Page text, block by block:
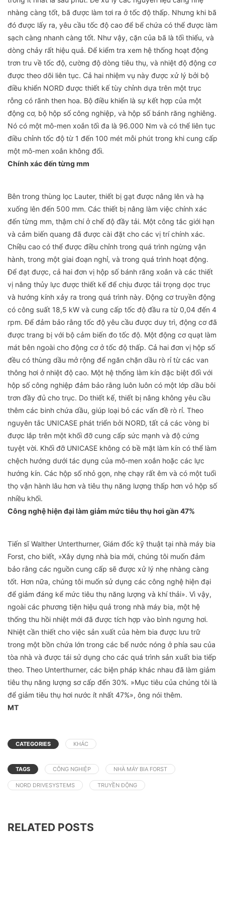
nhàng càng tốt, bã được làm tơi ra ở tốc độ thấp. Nhưng khi bã
đó được lấy ra, yêu cầu tốc độ cao để bể chứa có thể được làm
sạch càng nhanh càng tốt. Như vậy, cặn của bã là tối thiểu, và
dòng chảy rất hiệu quả. Để kiểm tra xem hệ thống hoạt động
trơn tru về tốc độ, cường độ dòng tiêu thụ, và nhiệt độ động cơ
được theo dõi liên tục. Cả hai nhiệm vụ này được xử lý bởi bộ
điều khiển NORD được thiết kế tùy chỉnh dựa trên một trục
rỗng có rãnh then hoa. Bộ điều khiển là sự kết hợp của một
động cơ, bộ hộp số công nghiệp, và hộp số bánh răng nghiêng.
Nó có một mô-men xoắn tối đa là 96.000 Nm và có thể liên tục
điều chỉnh tốc độ từ 1 đến 100 mét mỗi phút trong khi cung cấp
một mô-men xoắn không đổi.
Chính xác đến từng mm
Bên trong thùng lọc Lauter, thiết bị gạt được nâng lên và hạ
xuống lên đến 500 mm. Các thiết bị nâng làm việc chính xác
đến từng mm, thậm chí ở chế độ đầy tải. Một công tắc giới hạn
và cảm biến quang đã được cài đặt cho các vị trí chính xác.
Chiều cao có thể được điều chỉnh trong quá trình ngừng vận
hành, trong một giai đoạn nghỉ, và trong quá trình hoạt động.
Để đạt được, cả hai đơn vị hộp số bánh răng xoắn và các thiết
vị nâng thủy lực được thiết kế để chịu được tải trọng dọc trục
và hướng kính xảy ra trong quá trình này. Động cơ truyền động
có công suất 18,5 kW và cung cấp tốc độ đầu ra từ 0,04 đến 4
rpm. Để đảm bảo rằng tốc độ yêu cầu được duy trì, động cơ đã
được trang bị với bộ cảm biến đo tốc độ. Một động cơ quạt làm
mát bên ngoài cho động cơ ở tốc độ thấp. Cả hai đơn vị hộp số
đều có thùng dầu mở rộng để ngăn chặn dầu rò rỉ từ các van
thông hơi ở nhiệt độ cao. Một hệ thống làm kín đặc biệt đối với
hộp số công nghiệp đảm bảo rằng luôn luôn có một lớp dầu bôi
trơn đầy đủ cho trục. Do thiết kế, thiết bị nâng không yêu cầu
thêm các binh chứa dầu, giúp loại bỏ các vấn đề rò rỉ. Theo
nguyên tắc UNICASE phát triển bởi NORD, tất cả các vòng bi
được lắp trên một khối đỡ cung cấp sức mạnh và độ cứng
tuyệt vời. Khối đỡ UNICASE không có bề mặt làm kín có thể làm
chệch hướng dưới tác dụng của mô-men xoắn hoặc các lực
hướng kín. Các hộp số nhỏ gọn, nhẹ chạy rất êm và có một tuổi
thọ vận hành lâu hơn và tiêu thụ năng lượng thấp hơn vỏ hộp số
nhiều khối.
Công nghệ hiện đại làm giảm mức tiêu thụ hơi gần 47%
Tiến sĩ Walther Unterthurner, Giám đốc kỹ thuật tại nhà máy bia
Forst, cho biết, »Xây dựng nhà bia mới, chúng tôi muốn đảm
bảo rằng các nguồn cung cấp sẽ được xử lý nhẹ nhàng càng
tốt. Hơn nữa, chúng tôi muốn sử dụng các công nghệ hiện đại
để giảm đáng kể mức tiêu thụ năng lượng và khí thải». Vì vậy,
ngoài các phương tiện hiệu quả trong nhà máy bia, một hệ
thống thu hồi nhiệt mới đã được tích hợp vào bình ngưng hơi.
Nhiệt cần thiết cho việc sản xuất của hèm bia được lưu trữ
trong một bồn chứa lớn trong các bể nước nóng ở phía sau của
tòa nhà và được tái sử dụng cho các quá trình sản xuất bia tiếp
theo. Theo Unterthurner, các biện pháp khác nhau đã làm giảm
tiêu thụ năng lượng sơ cấp đến 30%. »Mục tiêu của chúng tôi là
để giảm tiêu thụ hơi nước ít nhất 47%», ông nói thêm.
MT
CATEGORIES KHÁC
TAGS CÔNG NGHIỆP NHÀ MÁY BIA FORST
NORD DRIVESYSTEMS TRUYỀN ĐỘNG
RELATED POSTS